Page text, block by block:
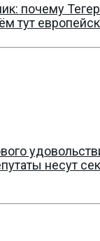
почему
тут
несут